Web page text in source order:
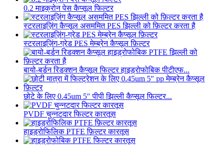
0.2 माइक्रोन पेस कैप्सूल फिल्टर
स्टरलाइज़िंग कैप्सूल असममित PES झिल्ली को फ़िल्टर करता है
स्टरलाइज़िंग-ग्रेड PES मेम्ब्रेन कैप्सूल फ़िल्टर
बायो-बर्डन रिडक्शन कैप्सूल फिल्टर हाइड्रोफोबिक पीटीएफ...
छोटे के लिए 0.45um 5″ पीपी झिल्ली कैप्सूल फिल्टर...
PVDF चुन्नटदार फिल्टर कारतूस
हाइड्रोफिलिक PTFE फ़िल्टर कारतूस